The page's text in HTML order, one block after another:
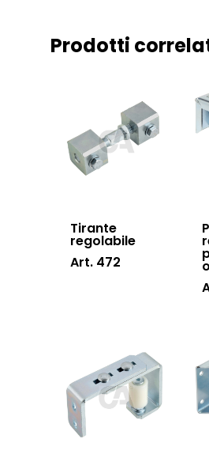
Prodotti
Tirante
regolabile
Art. 472